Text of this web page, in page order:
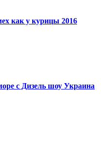
как у курицы 2016
с Дизель шоу Украина